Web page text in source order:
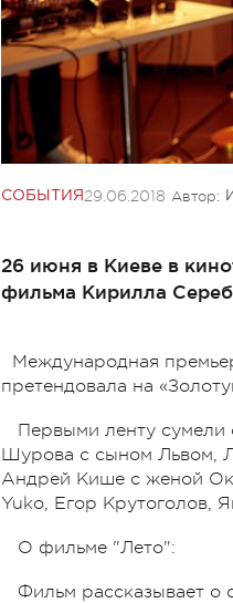
СОБЫТИЯ 29.06.2018 Автор:
26 июня в Киеве в
фильма Кирилла
Международная
претендовала на
Первыми ленту
Шурова с сыном Львом,
Андрей Кише с женой
Yuko, Егор Крутоголов,
О фильме "Лето":
Фильм рассказывает о